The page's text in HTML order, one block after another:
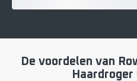
De voordelen van